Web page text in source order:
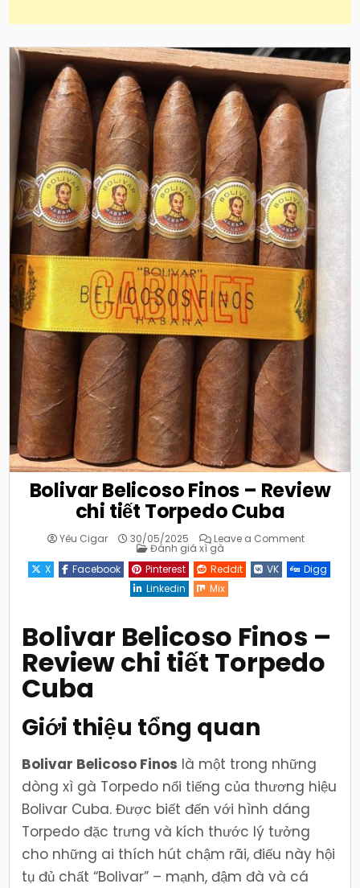
Bolivar Belicoso Finos – Review
chi tiết Torpedo Cuba
Yêu Cigar 30/05/2025 Leave a Commenton
Finos
–
Posted
Đánh giá xì gà
X
Facebook Pinterest Reddit VK
Digg
Linkedin
Mix
Bolivar Belicoso Finos –
Review chi tiết Torpedo
Cuba
Giới thiệu tổng quan
Bolivar Belicoso Finos là một trong những
dòng xì gà Torpedo nổi tiếng của thương hiệu
Bolivar Cuba. Được biết đến với hình dáng
Torpedo đặc trưng và kích thước lý tưởng
cho những ai thích hút chậm rãi, điếu này hội
tụ đủ chất “Bolivar” – mạnh, đậm đà và cá